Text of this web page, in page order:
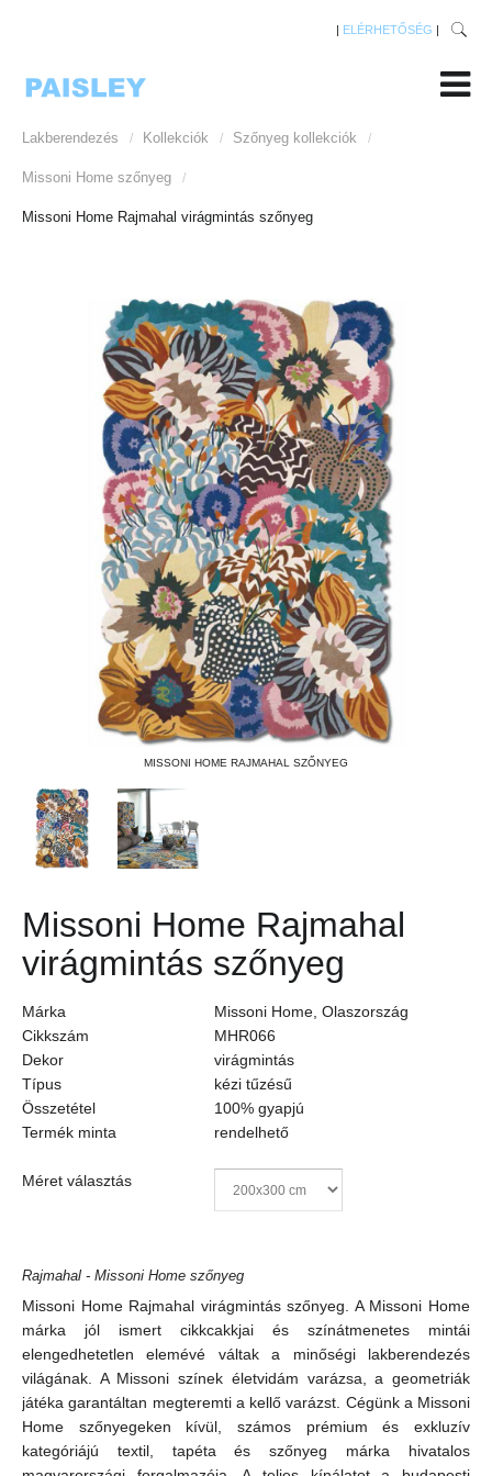
| ELÉRHETŐSÉG |
Lakberendezés / Kollekciók / Szőnyeg kollekciók /
Missoni Home szőnyeg /
Missoni Home Rajmahal virágmintás szőnyeg
MISSONI HOME RAJMAHAL SZŐNYEG
Missoni Home Rajmahal
virágmintás szőnyeg
Márka
Missoni Home, Olaszország
Cikkszám
MHR066
Dekor
virágmintás
Típus
kézi tűzésű
Összetétel
100% gyapjú
Termék minta
rendelhető
Méret választás
Rajmahal - Missoni Home szőnyeg
Missoni Home Rajmahal virágmintás szőnyeg. A Missoni Home
márka jól ismert cikkcakkjai és színátmenetes mintái
elengedhetetlen elemévé váltak a minőségi lakberendezés
világának. A Missoni színek életvidám varázsa, a geometriák
játéka garantáltan megteremti a kellő varázst. Cégünk a Missoni
Home szőnyegeken kívül, számos prémium és exkluzív
kategóriájú textil, tapéta és szőnyeg márka hivatalos